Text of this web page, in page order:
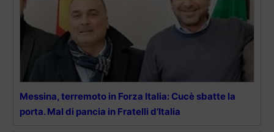
Messina, terremoto in Forza Italia: Cucè sbatte la
porta. Mal di pancia in Fratelli d’Italia